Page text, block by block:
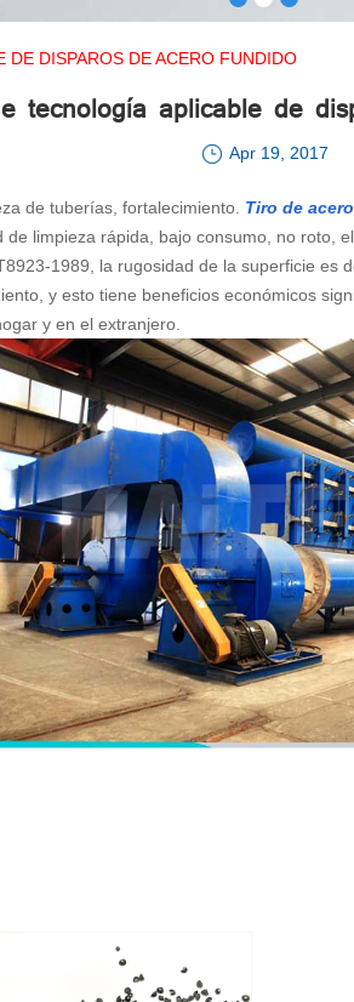
DE DISPAROS DE ACERO FUNDIDO
tecnología aplicable de
Apr 19, 2017
de tuberías, fortalecimiento. Tiro de
limpieza rápida, bajo consumo, no roto,
1989, la rugosidad de la superficie
y esto tiene beneficios económicos
y en el extranjero.